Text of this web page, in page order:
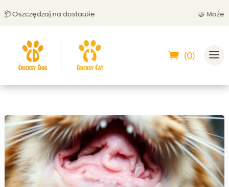
na dostawie 🤝 Możesz
(0)